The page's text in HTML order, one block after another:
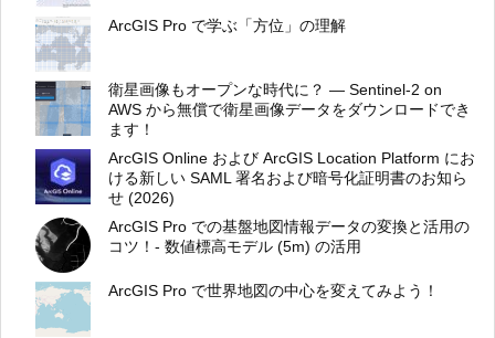
ArcGIS Pro で学ぶ「方位」の理解
衛星画像もオープンな時代に？ ― Sentinel-2 on
AWS から無償で衛星画像データをダウンロードでき
ます！
ArcGIS Online および ArcGIS Location Platform にお
ける新しい SAML 署名および暗号化証明書のお知ら
せ (2026)
ArcGIS Pro での基盤地図情報データの変換と活用の
コツ！- 数値標高モデル (5m) の活用
ArcGIS Pro で世界地図の中心を変えてみよう！